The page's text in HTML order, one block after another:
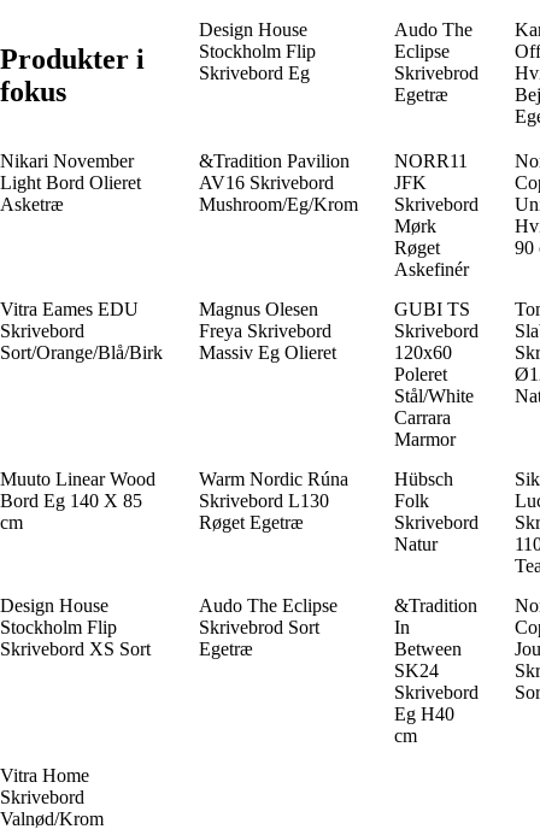
Produkter i
fokus
Design House
Stockholm Flip
Skrivebord Eg
Audo The
Eclipse
Skrivebrod
Egetræ
Nikari November
Light Bord Olieret
Asketræ
&Tradition Pavilion
AV16 Skrivebord
Mushroom/Eg/Krom
NORR11
JFK
Skrivebord
Mørk
Røget
Askefinér
90
Vitra Eames EDU
Skrivebord
Sort/Orange/Blå/Birk
Magnus Olesen
Freya Skrivebord
Massiv Eg Olieret
GUBI TS
Skrivebord
120x60
Poleret
Stål/White
Carrara
Marmor
Muuto Linear Wood
Bord Eg 140 X 85
cm
Warm Nordic Rúna
Skrivebord L130
Røget Egetræ
Hübsch
Folk
Skrivebord
Natur
Design House
Stockholm Flip
Skrivebord XS Sort
Audo The Eclipse
Skrivebrod Sort
Egetræ
&Tradition
In
Between
SK24
Skrivebord
Eg H40
cm
Vitra Home
Skrivebord
Valnød/Krom